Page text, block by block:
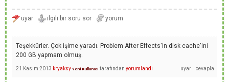
Teşekkürler. Çok işime yaradı. Problem After Effects'in disk cache'ini
200 GB yapmam olmuş.
21 Kasım 2013 kryaksy Yeni Kullanıcı tarafından yorumlandı